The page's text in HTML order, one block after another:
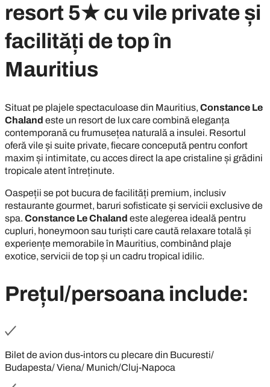
resort 5★ cu vile private și
facilități de top în
Mauritius
Situat pe plajele spectaculoase din Mauritius, Constance Le
Chaland este un resort de lux care combină eleganța
contemporană cu frumusețea naturală a insulei. Resortul
oferă vile și suite private, fiecare concepută pentru confort
maxim și intimitate, cu acces direct la ape cristaline și grădini
tropicale atent întreținute.
Oaspeții se pot bucura de facilități premium, inclusiv
restaurante gourmet, baruri sofisticate și servicii exclusive de
spa. Constance Le Chaland este alegerea ideală pentru
cupluri, honeymoon sau turiști care caută relaxare totală și
experiențe memorabile în Mauritius, combinând plaje
exotice, servicii de top și un cadru tropical idilic.
Prețul/persoana include:
Bilet de avion dus-intors cu plecare din Bucuresti/
Budapesta/ Viena/ Munich/Cluj-Napoca